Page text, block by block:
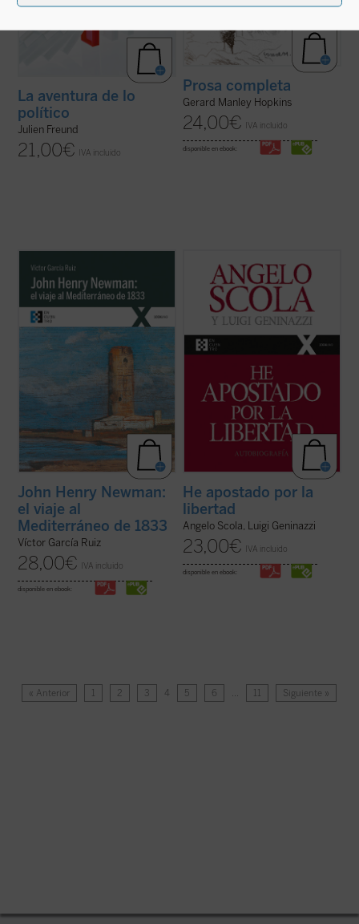
La aventura de lo
político
Julien Freund
21,00€ IVA incluido
Prosa completa
Gerard Manley Hopkins
24,00€ IVA incluido
disponible en ebook:
Newman escribió a su familia y amigos
previamente y durante su viaje por el
Mediterráneo de 1833, el autor del libro
traza los orígenes, el desarrollo y las
consecuencias de la verdadera odisea
interior ...(ver ficha)
John Henry Newman:
el viaje al
Mediterráneo de 1833
Víctor García Ruiz
28,00€ IVA incluido
disponible en ebook:
En esta amplia conversación con el
periodista Luigi Geninazzi el cardenal
Angelo Scola aborda, junto con los
aspectos centrales de su itinerario vital, la
trayectoria y situación de la Iglesia y la
sociedad europea en el último medio siglo.
(ver ficha)
He apostado por la
libertad
Angelo Scola, Luigi Geninazzi
23,00€ IVA incluido
disponible en ebook:
« Anterior 1 2 3 4 5 6 … 11 Siguiente »